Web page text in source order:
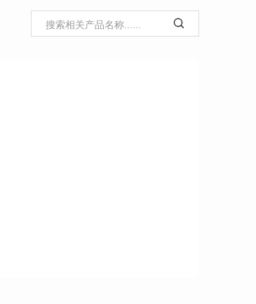
